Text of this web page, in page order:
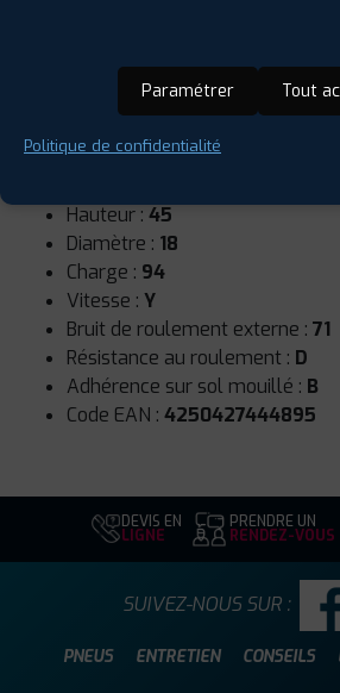
Runflat :Non
Hauteur : 45
Diamètre : 18
Charge : 94
Vitesse : Y
Bruit de roulement externe : 71
Résistance au roulement : D
Adhérence sur sol mouillé : B
Code EAN : 4250427444895
DEVIS EN
LIGNE
PRENDRE UN
RENDEZ-VOUS
PNEUS ENTRETIEN CONSEILS
SUIVEZ-NOUS SUR :
Paramétrer Tout
Politique de confidentialité